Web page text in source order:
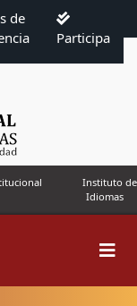
de
Participa
Instituto de
Idiomas